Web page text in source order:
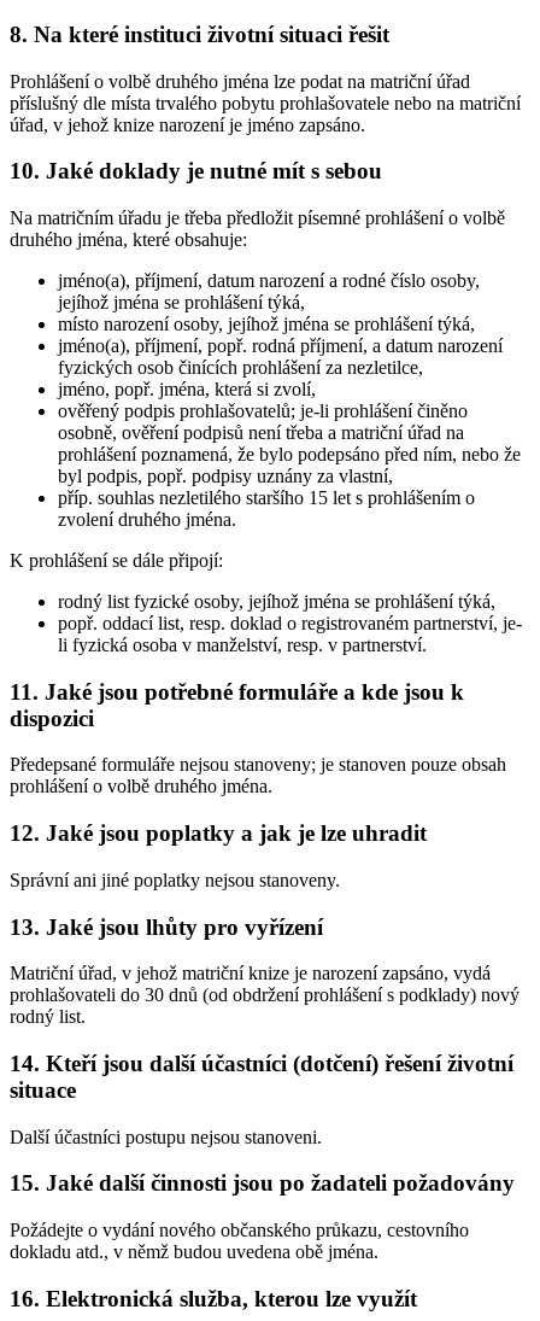
8. Na které instituci životní situaci řešit
Prohlášení o volbě druhého jména lze podat na matriční úřad
příslušný dle místa trvalého pobytu prohlašovatele nebo na matriční
úřad, v jehož knize narození je jméno zapsáno.
10. Jaké doklady je nutné mít s sebou
Na matričním úřadu je třeba předložit písemné prohlášení o volbě
druhého jména, které obsahuje:
jméno(a), příjmení, datum narození a rodné číslo osoby,
jejíhož jména se prohlášení týká,
místo narození osoby, jejíhož jména se prohlášení týká,
jméno(a), příjmení, popř. rodná příjmení, a datum narození
fyzických osob činících prohlášení za nezletilce,
jméno, popř. jména, která si zvolí,
ověřený podpis prohlašovatelů; je-li prohlášení činěno
osobně, ověření podpisů není třeba a matriční úřad na
prohlášení poznamená, že bylo podepsáno před ním, nebo že
byl podpis, popř. podpisy uznány za vlastní,
příp. souhlas nezletilého staršího 15 let s prohlášením o
zvolení druhého jména.
K prohlášení se dále připojí:
rodný list fyzické osoby, jejíhož jména se prohlášení týká,
popř. oddací list, resp. doklad o registrovaném partnerství, je-
li fyzická osoba v manželství, resp. v partnerství.
11. Jaké jsou potřebné formuláře a kde jsou k
dispozici
Předepsané formuláře nejsou stanoveny; je stanoven pouze obsah
prohlášení o volbě druhého jména.
12. Jaké jsou poplatky a jak je lze uhradit
Správní ani jiné poplatky nejsou stanoveny.
13. Jaké jsou lhůty pro vyřízení
Matriční úřad, v jehož matriční knize je narození zapsáno, vydá
prohlašovateli do 30 dnů (od obdržení prohlášení s podklady) nový
rodný list.
14. Kteří jsou další účastníci (dotčení) řešení životní
situace
Další účastníci postupu nejsou stanoveni.
15. Jaké další činnosti jsou po žadateli požadovány
Požádejte o vydání nového občanského průkazu, cestovního
dokladu atd., v němž budou uvedena obě jména.
16. Elektronická služba, kterou lze využít